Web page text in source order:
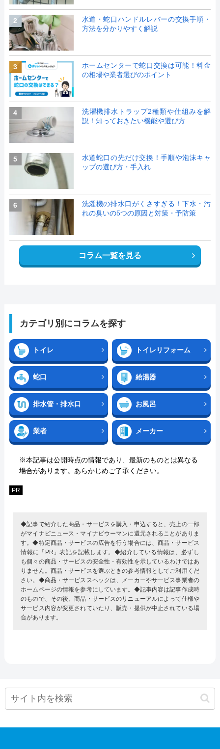
2
水道・蛇口ハンドルレバーの交換手順・
方法を分かりやすく解説
3
ホームセンターで蛇口交換は可能！料金
の相場や業者選びのポイント
4
洗濯機排水トラップ2種類や仕組みを解
説！知っておきたい機能や選び方
5
水道蛇口の先だけ交換！手順や泡沫キャ
ップの選び方・手入れ
6
洗濯機の排水口がくさすぎる！下水・汚
れの臭いの5つの原因と対策・予防策
コラム一覧を見る
カテゴリ別にコラムを探す
トイレ トイレリフォーム
蛇口 給湯器
排水管・排水口 お風呂
業者 メーカー
※本記事は公開時点の情報であり、最新のものとは異なる
場合があります。あらかじめご了承ください。
PR
◆記事で紹介した商品・サービスを購入・申込すると、売上の一部
がマイナビニュース・マイナビウーマンに還元されることがありま
す。◆特定商品・サービスの広告を行う場合には、商品・サービス
情報に「PR」表記を記載します。◆紹介している情報は、必ずし
も個々の商品・サービスの安全性・有効性を示しているわけではあ
りません。商品・サービスを選ぶときの参考情報としてご利用くだ
さい。◆商品・サービススペックは、メーカーやサービス事業者の
ホームページの情報を参考にしています。◆記事内容は記事作成時
のもので、その後、商品・サービスのリニューアルによって仕様や
サービス内容が変更されていたり、販売・提供が中止されている場
合があります。